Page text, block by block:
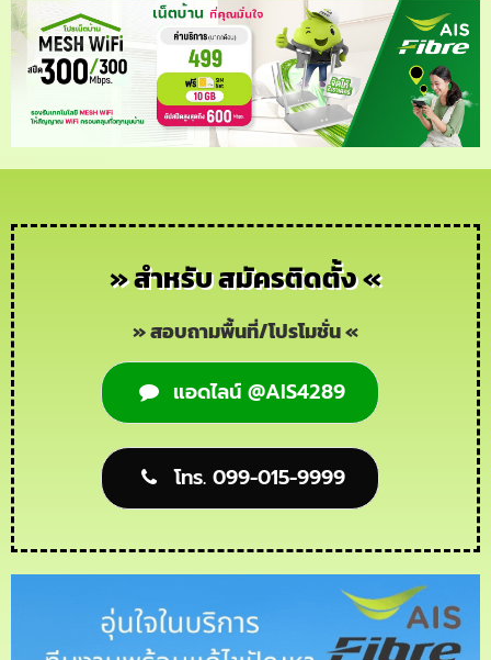
» สำหรับ สมัครติดตั้ง «
» สอบถามพื้นที่/โปรโมชั่น «
แอดไลน์ @AIS4289
โทร. 099-015-9999